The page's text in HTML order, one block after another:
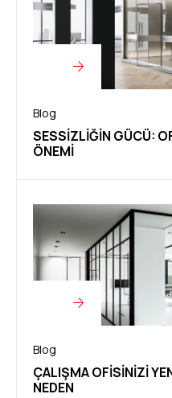
Blog
SESSIZLIĞIN GÜCÜ:
ÖNEMI
Blog
ÇALIŞMA OFISINIZI
NEDEN